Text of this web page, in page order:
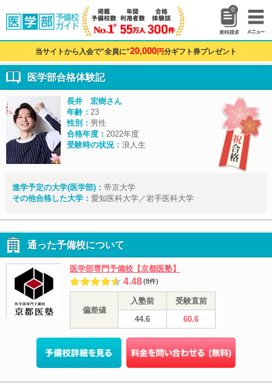
0
当サイトから入会で"全員に"20,000円分ギフト券プレゼント
医学部合格体験記
長井 宏樹さん
年齢： 23
性別： 男性
合格年度： 2022年度
受験時の状況： 浪人生
進学予定の大学(医学部)： 帝京大学
その他合格した大学： 愛知医科大学／岩手医科大学
通った予備校について
医学部専門予備校【京都医塾】
4.48(8件)
偏差値
入塾前
受験直前
44.6
60.6